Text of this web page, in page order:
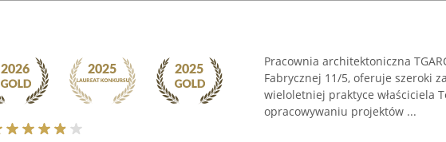
Pracownia architektoniczna
Fabrycznej 11/5, oferuje szeroki
wieloletniej praktyce właściciela
opracowywaniu projektów ...